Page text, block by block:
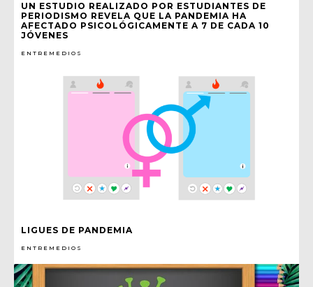
UN ESTUDIO REALIZADO POR ESTUDIANTES DE
PERIODISMO REVELA QUE LA PANDEMIA HA
AFECTADO PSICOLÓGICAMENTE A 7 DE CADA 10
JÓVENES
ENTREMEDIOS
LIGUES DE PANDEMIA
ENTREMEDIOS